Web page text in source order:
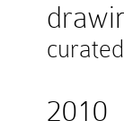
2010